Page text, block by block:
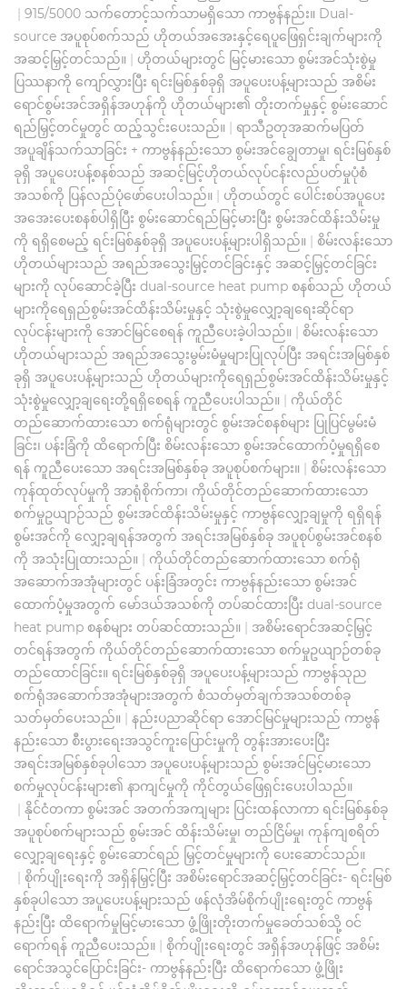
| 915/5000 သက်တောင့်သက်သာမရှိသော ကာဗွန်နည်း။ Dual-
source အပူစုပ်စက်သည် ဟိုတယ်အအေးနှင့်ရေပူဖြေရှင်းချက်များကို
အဆင့်မြှင့်တင်သည်။ | ဟိုတယ်များတွင် မြင့်မားသော စွမ်းအင်သုံးစွဲမှု
ပြဿနာကို ကျော်လွှားပြီး ရင်းမြစ်နှစ်ခုရှိ အပူပေးပန့်များသည် အစိမ်း
ရောင်စွမ်းအင်အရှိန်အဟုန်ကို ဟိုတယ်များ၏ တိုးတက်မှုနှင့် စွမ်းဆောင်
ရည်မြှင့်တင်မှုတွင် ထည့်သွင်းပေးသည်။ | ရာသီဥတုအဆက်မပြတ်
အပူချိန်သက်သာခြင်း + ကာဗွန်နည်းသော စွမ်းအင်ချွေတာမှု၊ ရင်းမြစ်နှစ်
ခုရှိ အပူပေးပန့်စနစ်သည် အဆင့်မြင့်ဟိုတယ်လုပ်ငန်းလည်ပတ်မှုပုံစံ
အသစ်ကို ပြန်လည်ပုံဖော်ပေးပါသည်။ | ဟိုတယ်တွင် ပေါင်းစပ်အပူပေး
အအေးပေးစနစ်ပါရှိပြီး စွမ်းဆောင်ရည်မြင့်မားပြီး စွမ်းအင်ထိန်းသိမ်းမှု
ကို ရရှိစေမည့် ရင်းမြစ်နှစ်ခုရှိ အပူပေးပန့်များပါရှိသည်။ | စိမ်းလန်းသော
ဟိုတယ်များသည် အရည်အသွေးမြှင့်တင်ခြင်းနှင့် အဆင့်မြှင့်တင်ခြင်း
များကို လုပ်ဆောင်ခဲ့ပြီး dual-source heat pump စနစ်သည် ဟိုတယ်
များကိုရေရှည်စွမ်းအင်ထိန်းသိမ်းမှုနှင့် သုံးစွဲမှုလျှော့ချရေးဆိုင်ရာ
လုပ်ငန်းများကို အောင်မြင်စေရန် ကူညီပေးခဲ့ပါသည်။ | စိမ်းလန်းသော
ဟိုတယ်များသည် အရည်အသွေးမွမ်းမံမှုများပြုလုပ်ပြီး အရင်းအမြစ်နှစ်
ခုရှိ အပူပေးပန့်များသည် ဟိုတယ်များကိုရေရှည်စွမ်းအင်ထိန်းသိမ်းမှုနှင့်
သုံးစွဲမှုလျှော့ချရေးတို့ရရှိစေရန် ကူညီပေးပါသည်။ | ကိုယ်တိုင်
တည်ဆောက်ထားသော စက်ရုံများတွင် စွမ်းအင်စနစ်များ ပြုပြင်မွမ်းမံ
ခြင်း၊ ပန်းခြံကို ထိရောက်ပြီး စိမ်းလန်းသော စွမ်းအင်ထောက်ပံ့မှုရရှိစေ
ရန် ကူညီပေးသော အရင်းအမြစ်နှစ်ခု အပူစုပ်စက်များ။ | စိမ်းလန်းသော
ကုန်ထုတ်လုပ်မှုကို အာရုံစိုက်ကာ၊ ကိုယ်တိုင်တည်ဆောက်ထားသော
စက်မှုဥယျာဉ်သည် စွမ်းအင်ထိန်းသိမ်းမှုနှင့် ကာဗွန်လျှော့ချမှုကို ရရှိရန်
စွမ်းအင်ကို လျှော့ချရန်အတွက် အရင်းအမြစ်နှစ်ခု အပူစုပ်စွမ်းအင်စနစ်
ကို အသုံးပြုထားသည်။ | ကိုယ်တိုင်တည်ဆောက်ထားသော စက်ရုံ
အဆောက်အအုံများတွင် ပန်းခြံအတွင်း ကာဗွန်နည်းသော စွမ်းအင်
ထောက်ပံ့မှုအတွက် မော်ဒယ်အသစ်ကို တပ်ဆင်ထားပြီး dual-source
heat pump စနစ်များ တပ်ဆင်ထားသည်။ | အစိမ်းရောင်အဆင့်မြှင့်
တင်ရန်အတွက် ကိုယ်တိုင်တည်ဆောက်ထားသော စက်မှုဥယျာဉ်တစ်ခု
တည်ထောင်ခြင်း။ ရင်းမြစ်နှစ်ခုရှိ အပူပေးပန့်များသည် ကာဗွန်သုည
စက်ရုံအဆောက်အအုံများအတွက် စံသတ်မှတ်ချက်အသစ်တစ်ခု
သတ်မှတ်ပေးသည်။ | နည်းပညာဆိုင်ရာ အောင်မြင်မှုများသည် ကာဗွန်
နည်းသော စီးပွားရေးအသွင်ကူးပြောင်းမှုကို တွန်းအားပေးပြီး
အရင်းအမြစ်နှစ်ခုပါသော အပူပေးပန့်များသည် စွမ်းအင်မြင့်မားသော
စက်မှုလုပ်ငန်းများ၏ နာကျင်မှုကို ကိုင်တွယ်ဖြေရှင်းပေးပါသည်။
| နိုင်ငံတကာ စွမ်းအင် အတက်အကျများ ပြင်းထန်လာကာ ရင်းမြစ်နှစ်ခု
အပူစုပ်စက်များသည် စွမ်းအင် ထိန်းသိမ်းမှု၊ တည်ငြိမ်မှု၊ ကုန်ကျစရိတ်
လျှော့ချရေးနှင့် စွမ်းဆောင်ရည် မြှင့်တင်မှုများကို ပေးဆောင်သည်။
| စိုက်ပျိုးရေးကို အရှိန်မြှင့်ပြီး အစိမ်းရောင်အဆင့်မြှင့်တင်ခြင်း- ရင်းမြစ်
နှစ်ခုပါသော အပူပေးပန့်များသည် ဖန်လုံအိမ်စိုက်ပျိုးရေးတွင် ကာဗွန်
နည်းပြီး ထိရောက်မှုမြင့်မားသော ဖွံ့ဖြိုးတိုးတက်မှုခေတ်သစ်သို့ ဝင်
ရောက်ရန် ကူညီပေးသည်။ | စိုက်ပျိုးရေးတွင် အရှိန်အဟုန်ဖြင့် အစိမ်း
ရောင်အသွင်ပြောင်းခြင်း- ကာဗွန်နည်းပြီး ထိရောက်သော ဖွံ့ဖြိုး